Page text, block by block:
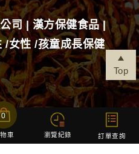
Top
司 | 漢方保健食品 |
/女性 /孩童成長保健
0
車 瀏覽紀錄 訂單查詢